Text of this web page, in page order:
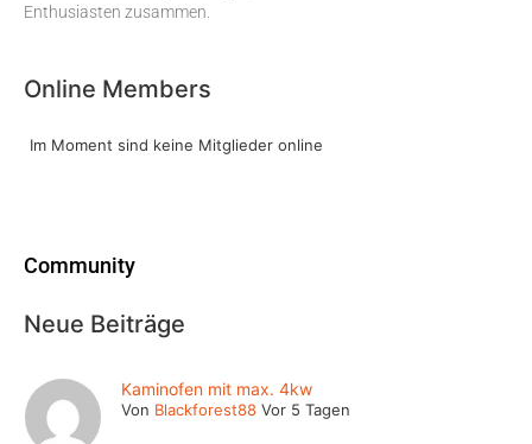
Enthusiasten zusammen.
Online Members
Im Moment sind keine Mitglieder online
Community
Neue Beiträge
Kaminofen mit max. 4kw
Von Blackforest88 Vor 5 Tagen